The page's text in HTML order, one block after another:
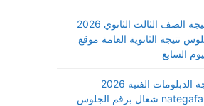
معرفة نتيجة الصف الثالث الثانوي 2026
نتيجة الثانوية العامة موقع
السابع
رابط نتيجة الدبلومات الفنية 2026
nategafany.emis شغال برقم الجلوس